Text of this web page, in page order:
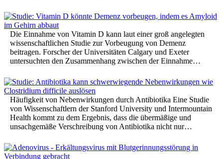
Die Einnahme von Vitamin D kann laut einer groß angelegten
wissenschaftlichen Studie zur Vorbeugung von Demenz
beitragen. Forscher der Universitäten Calgary und Exeter
untersuchten den Zusammenhang zwischen der Einnahme…
Häufigkeit von Nebenwirkungen durch Antibiotika Eine Studie
von Wissenschaftlern der Stanford University und Intermountain
Health kommt zu dem Ergebnis, dass die übermäßige und
unsachgemäße Verschreibung von Antibiotika nicht nur…